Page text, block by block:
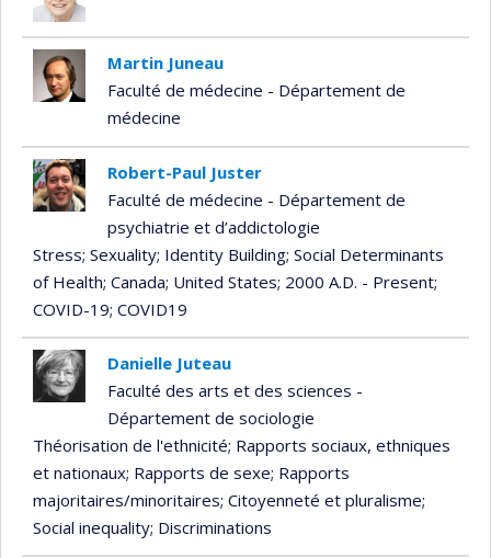
Martin Juneau
Faculté de médecine - Département de
médecine
Robert-Paul Juster
Faculté de médecine - Département de
psychiatrie et d’addictologie
Stress; Sexuality; Identity Building; Social Determinants
of Health; Canada; United States; 2000 A.D. - Present;
COVID-19; COVID19
Danielle Juteau
Faculté des arts et des sciences -
Département de sociologie
Théorisation de l'ethnicité; Rapports sociaux, ethniques
et nationaux; Rapports de sexe; Rapports
majoritaires/minoritaires; Citoyenneté et pluralisme;
Social inequality; Discriminations